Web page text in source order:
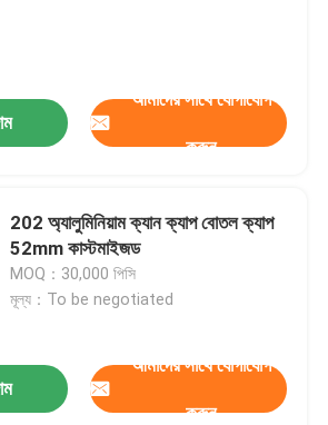
আমাদের সাথে যোগাযোগ
করুন
202 অ্যালুমিনিয়াম ক্যান ক্যাপ বোতল ক্যাপ
52mm কাস্টমাইজড
MOQ：30,000 পিসি
মূল্য：To be negotiated
আমাদের সাথে যোগাযোগ
করুন